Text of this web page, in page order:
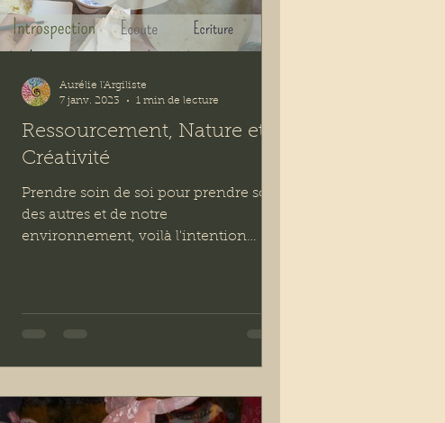
Ressourcement, Nature et
Créativité
Prendre soin de soi pour prendre soin
des autres et de notre
environnement, voilà l'intention
Aurélie l'Argiliste
7 janv. 2023
1 min de lecture